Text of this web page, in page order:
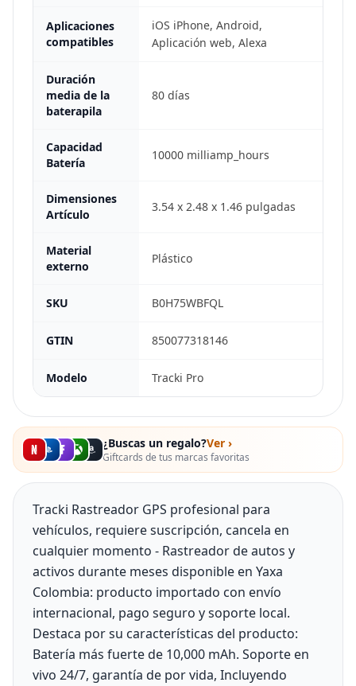
Aplicaciones
compatibles
iOS iPhone, Android,
Aplicación web, Alexa
Duración
media de la
baterapila
80 días
Capacidad
Batería
10000 milliamp_hours
Dimensiones
Artículo
3.54 x 2.48 x 1.46 pulgadas
Material
externo
Plástico
SKU B0H75WBFQL
GTIN 850077318146
Modelo Tracki Pro
¿Buscas un regalo?Ver ›
Giftcards de tus marcas favoritas
Tracki Rastreador GPS profesional para
vehículos, requiere suscripción, cancela en
cualquier momento - Rastreador de autos y
activos durante meses disponible en Yaxa
Colombia: producto importado con envío
internacional, pago seguro y soporte local.
Destaca por su características del producto:
Batería más fuerte de 10,000 mAh. Soporte en
vivo 24/7, garantía de por vida, Incluyendo